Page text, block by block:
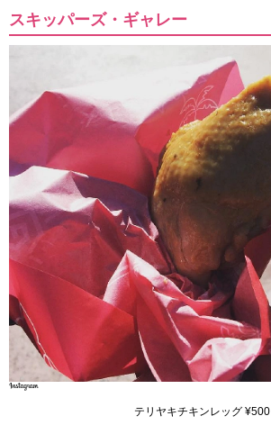
スキッパーズ・ギャレー
テリヤキチキンレッグ ¥500